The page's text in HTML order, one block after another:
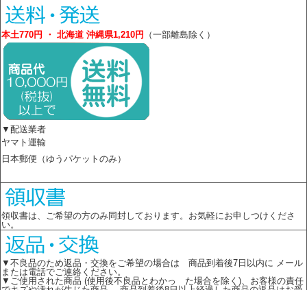
本土770円 ・ 北海道 沖縄県1,210円 （一部離島除く）
▼配送業者
ヤマト運輸
日本郵便（ゆうパケットのみ）
領収書は、ご希望の方のみ同封しております。お気軽にお申しつけくださ
い。
▼不良品のため返品・交換をご希望の場合は 商品到着後7日以内に メール
または電話でご連絡ください。
▼ご使用された商品 (使用後不良品とわかっ た場合を除く)、お客様の責任